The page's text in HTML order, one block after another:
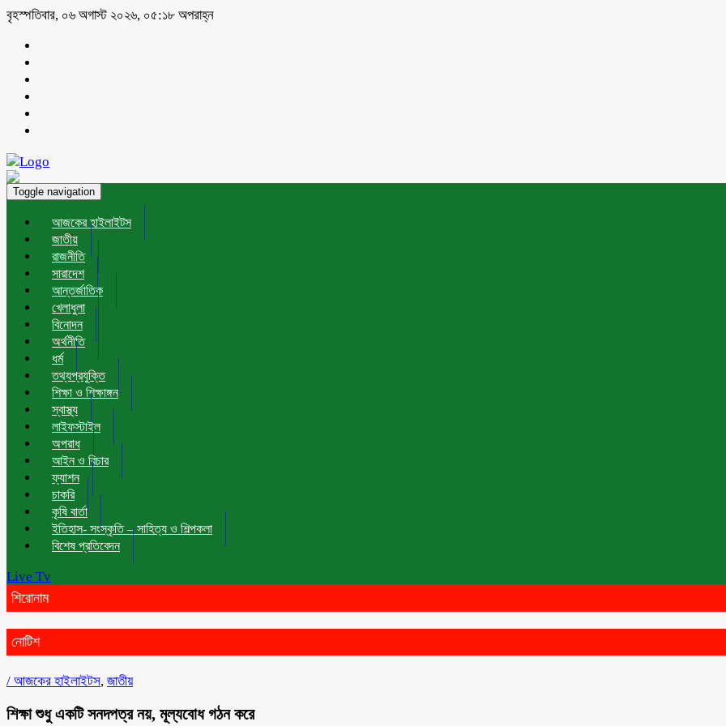
বৃহস্পতিবার, ০৬ অগাস্ট ২০২৬, ০৫:১৮ অপরাহ্ন
Toggle navigation
আজকের হাইলাইটস
জাতীয়
রাজনীতি
সারাদেশ
আন্তর্জাতিক
খেলাধুলা
বিনোদন
অর্থনীতি
ধর্ম
তথ্যপ্রযুক্তি
শিক্ষা ও শিক্ষাঙ্গন
স্বাস্থ্য
লাইফস্টাইল
অপরাধ
আইন ও বিচার
ফ্যাশন
চাকরি
কৃষি বার্তা
ইতিহাস- সংস্কৃতি – সাহিত্য ও শিল্পকলা
বিশেষ প্রতিবেদন
Live Tv
শিরোনাম
নোটিশ
/ আজকের হাইলাইটস, জাতীয়
শিক্ষা শুধু একটি সনদপত্র নয়, মূল্যবোধ গঠন করে